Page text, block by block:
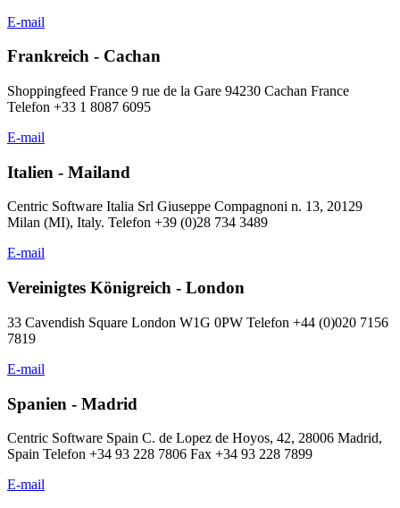
E-mail
Frankreich - Cachan
Shoppingfeed France 9 rue de la Gare 94230 Cachan France
Telefon +33 1 8087 6095
E-mail
Italien - Mailand
Centric Software Italia Srl Giuseppe Compagnoni n. 13, 20129
Milan (MI), Italy. Telefon +39 (0)28 734 3489
E-mail
Vereinigtes Königreich - London
33 Cavendish Square London W1G 0PW Telefon +44 (0)020 7156
7819
E-mail
Spanien - Madrid
Centric Software Spain C. de Lopez de Hoyos, 42, 28006 Madrid,
Spain Telefon +34 93 228 7806 Fax +34 93 228 7899
E-mail